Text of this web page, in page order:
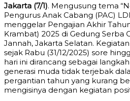
Jakarta (7/1). Mengusung tema
Pengurus Anak Cabang (PAC)
menggelar Pengajian Akhir
Krambat) 2025 di Gedung Serba
Jannah, Jakarta Selatan.
sejak Rabu (31/12/2025) sore
hari ini dirancang sebagai
generasi muda tidak terjebak
pergantian tahun yang kurang
mengisinya dengan kegiatan